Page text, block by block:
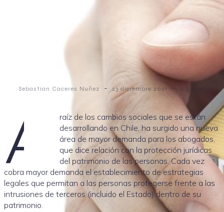
Sebastian Caceres Nuñez - 23 diciembre 2021 - 5:54 pm
A
raíz de los cambios sociales que se están
desarrollando en Chile, ha surgido una nueva
área de mayor demanda para los abogados,
que dice relación con la protección jurídicas
del patrimonio de las personas. Cada vez
cobra mayor demanda el establecimiento de estrategias
legales que permitan a las personas protegerse frente a las
intrusiones de terceros (incluido el Estado) dentro de su
patrimonio.